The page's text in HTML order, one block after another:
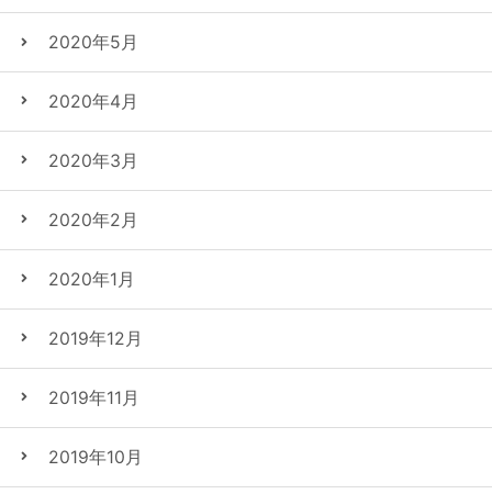
2020年5月
2020年4月
2020年3月
2020年2月
2020年1月
2019年12月
2019年11月
2019年10月